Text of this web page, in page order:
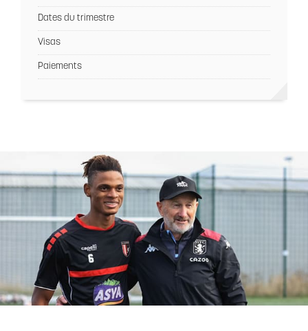
Dates du trimestre
Visas
Paiements